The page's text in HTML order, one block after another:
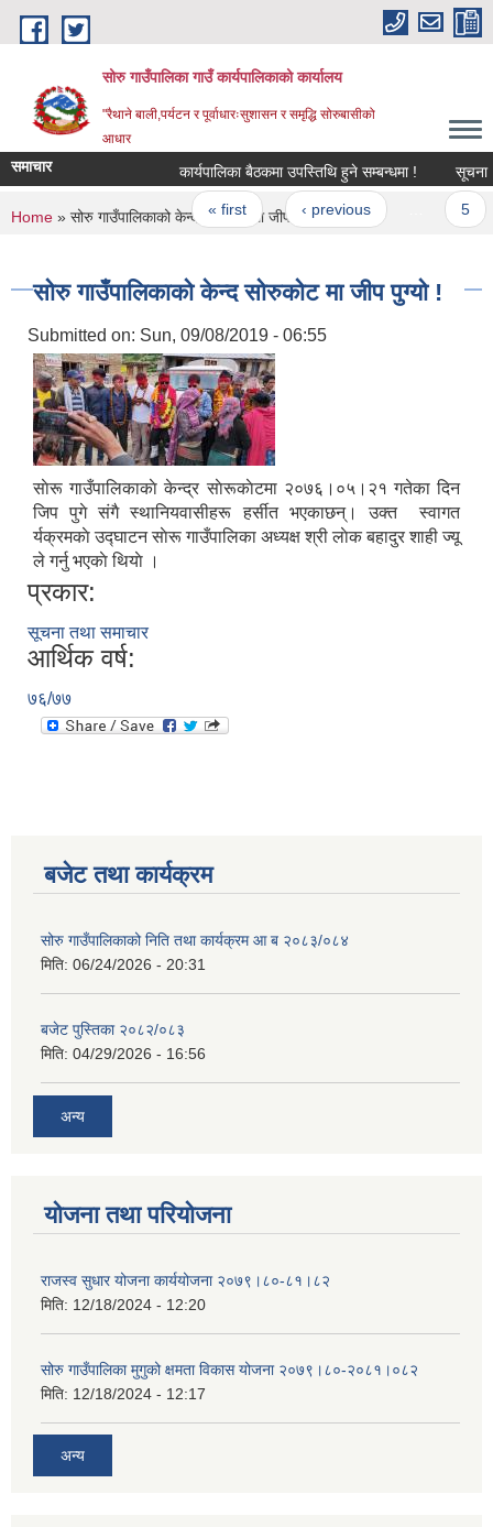
Skip to main content
सोरु गाउँपालिका गाउँ कार्यपालिकाको कार्यालय
"रैथाने बाली,पर्यटन र पूर्वाधारःसुशासन र समृद्धि सोरुबासीको
आधार
समाचार कार्यपालिका बैठकमा उपस्तिथि हुने सम्बन्धमा ! सूचना !
Pages
« first ‹ previous
You are here
Home » सोरु गाउँपालिकाको केन्द सोरुकोट मा जीप पुग्यो !
सोरु गाउँपालिकाको केन्द सोरुकोट मा जीप पुग्यो !
Submitted on: Sun, 09/08/2019 - 06:55
साेरू गाउँपालिकाकाे केन्द्र साेरूकाेटमा २०७६।०५।२१ गतेका दिन
जिप पुगे संगै स्थानियवासीहरू हर्सीत भएकाछन्। उक्त स्वागत
र्यक्रमकाे उद्घाटन साेरू गाउँपालिका अध्यक्ष श्री लाेक बहादुर शाही ज्यू
ले गर्नु भएकाे थियाे ।
प्रकार:
सूचना तथा समाचार
आर्थिक वर्ष:
७६/७७
बजेट तथा कार्यक्रम
सोरु गाउँपालिकाको निति तथा कार्यक्रम आ ब २०८३/०८४
मिति: 06/24/2026 - 20:31
बजेट पुस्तिका २०८२/०८३
मिति: 04/29/2026 - 16:56
अन्य
योजना तथा परियोजना
राजस्व सुधार योजना कार्ययोजना २०७९।८०-८१।८२
मिति: 12/18/2024 - 12:20
सोरु गाउँपालिका मुगुको क्षमता विकास योजना २०७९।८०-२०८१।०८२
मिति: 12/18/2024 - 12:17
अन्य